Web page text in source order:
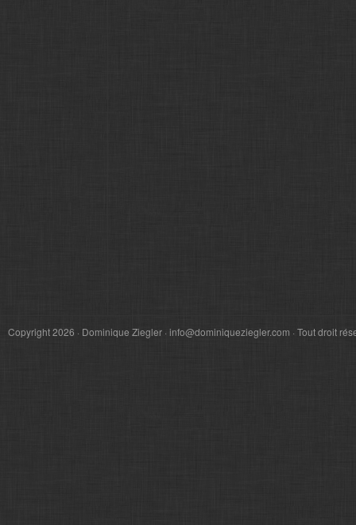
Copyright 2026 · Dominique Ziegler · info@dominiqueziegler.com · Tout droit